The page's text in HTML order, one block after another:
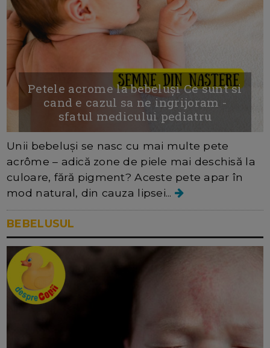
Petele acrome la bebeluși Ce sunt si
cand e cazul sa ne ingrijoram -
sfatul medicului pediatru
Unii bebeluși se nasc cu mai multe pete
acrôme – adică zone de piele mai deschisă la
culoare, fără pigment? Aceste pete apar în
mod natural, din cauza lipsei...
BEBELUSUL